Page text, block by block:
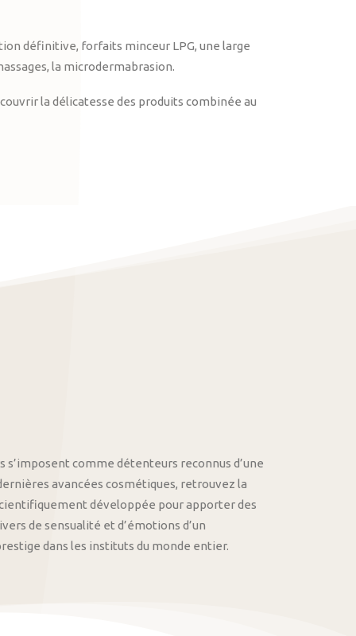
définitive, forfaits minceur LPG, une large
la microdermabrasion.
la délicatesse des produits combinée au
s’imposent comme détenteurs reconnus d’une
avancées cosmétiques, retrouvez la
développée pour apporter des
de sensualité et d’émotions d’un
dans les instituts du monde entier.